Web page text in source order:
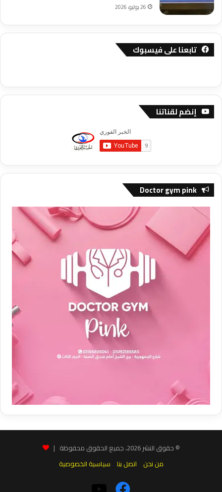
26 يوليو، 2026
تابعنا على فيسبوك
إنضم لقناتنا
Doctor gym pink
© حقوق النشر 2026، جميع الحقوق محفوظة |
من نحن
اتصل بنا سياسية الخصوصية
فيسبوك